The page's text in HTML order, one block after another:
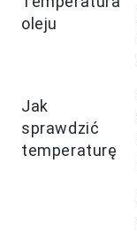
oleju
Jak
sprawdzić
temperaturę